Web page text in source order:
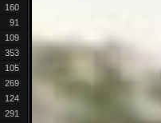
160
91
109
353
105
269
124
291